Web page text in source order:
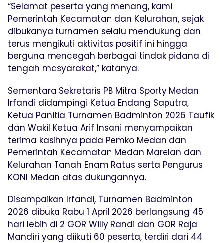
“Selamat peserta yang menang, kami
Pemerintah Kecamatan dan Kelurahan, sejak
dibukanya turnamen selalu mendukung dan
terus mengikuti aktivitas positif ini hingga
berguna mencegah berbagai tindak pidana di
tengah masyarakat,” katanya.
Sementara Sekretaris PB Mitra Sporty Medan
Irfandi didampingi Ketua Endang Saputra,
Ketua Panitia Turnamen Badminton 2026 Taufik
dan Wakil Ketua Arif Insani menyampaikan
terima kasihnya pada Pemko Medan dan
Pemerintah Kecamatan Medan Marelan dan
Kelurahan Tanah Enam Ratus serta Pengurus
KONI Medan atas dukungannya.
Disampaikan Irfandi, Turnamen Badminton
2026 dibuka Rabu 1 April 2026 berlangsung 45
hari lebih di 2 GOR Willy Randi dan GOR Raja
Mandiri yang diikuti 60 peserta, terdiri dari 44